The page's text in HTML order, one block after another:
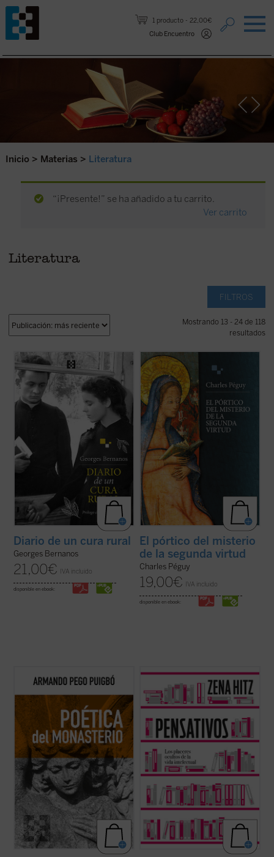
1 producto
22,00€
Club Encuentro
Saltar al contenido.
Inicio > Materias > Literatura
“¡Presente!” se ha añadido a tu carrito.
Ver carrito
Literatura
FILTROS
Mostrando 13 - 24 de 118
resultados
En esta novela clásica, Bernanos narra
conmovedoramente la vida de un joven
cura rural francés que llega a comprender
a su parroquia provinciana al tiempo que
aprende humildad espiritual. Su fe, sincera
y profunda, su entusiasmo, quedan al ...
Diario de un cura rural
Georges Bernanos
21,00€ IVA incluido
disponible en ebook:
El pórtico del misterio de la segunda virtud
es una de las obras poéticas más intensas
de Charles Péguy, dedicada al misterio de
la virtud teologal de la esperanza.
Compuesto en uno de los momentos más
oscuros de la vida del autor, es ...(ver ficha)
El pórtico del misterio
de la segunda virtud
Charles Péguy
19,00€ IVA incluido
disponible en ebook:
alrededor de los espacios fundamentales
antropológico de las tres figuras: el hogar,
la escuela y la celda, reivindicando una
pedagogía humanista fundada en la ...
(ver
Pensativoses un recordatorio apasionado
y oportuno de que una vida rica en el
ámbito del pensamiento es una vida plena.
Una invitación a aprender por el mero
placer de hacerlo y a renovar nuestra vida
ficha)